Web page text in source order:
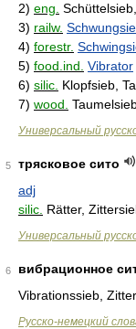
2) eng.
3) railw.
4) forestr.
5) food.ind. Vibrator
6) silic. Klopfsieb,
7) wood.
Универсальный
5
трясковое сито
adj
silic. Rätter,
Универсальный
6
вибрационное
Vibrationssieb,
Русско-немецкий